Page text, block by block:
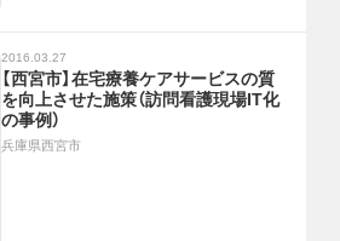
2016.03.27
【西宮市】在宅療養ケアサービスの質
を向上させた施策（訪問看護現場IT化
の事例）
兵庫県西宮市